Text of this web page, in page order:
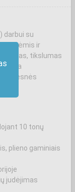
darbui su
ir
tikslumas
didesnės
10 tonų
plieno gaminiais
judėjimas